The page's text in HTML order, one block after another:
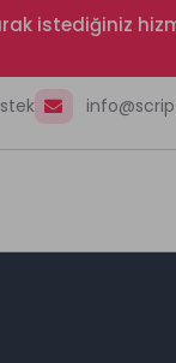
istediğiniz